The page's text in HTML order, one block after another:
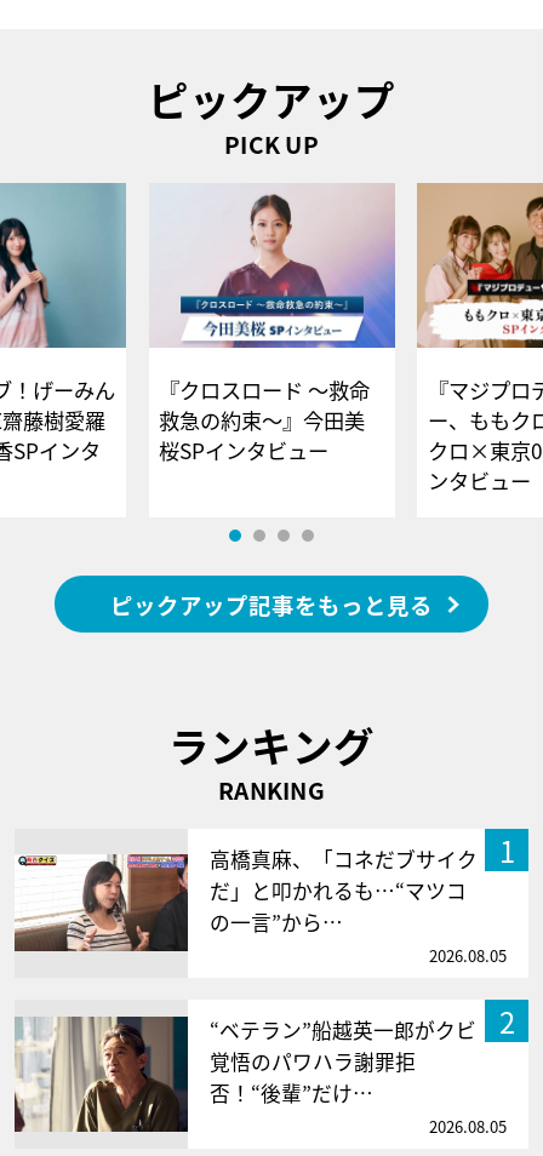
ピックアップ
PICK UP
！げーみん
藤樹愛羅
SPインタ
『クロスロード ～救命
救急の約束～』今田美
桜SPインタビュー
『マジプロ
ー、ももク
クロ×東京
ンタビュー
ピックアップ記事をもっと見る
ランキング
RANKING
1
高橋真麻、「コネだブサイク
だ」と叩かれるも…“マツコ
の一言”から…
2026.08.05
2
“ベテラン”船越英一郎がクビ
覚悟のパワハラ謝罪拒
否！“後輩”だけ…
2026.08.05